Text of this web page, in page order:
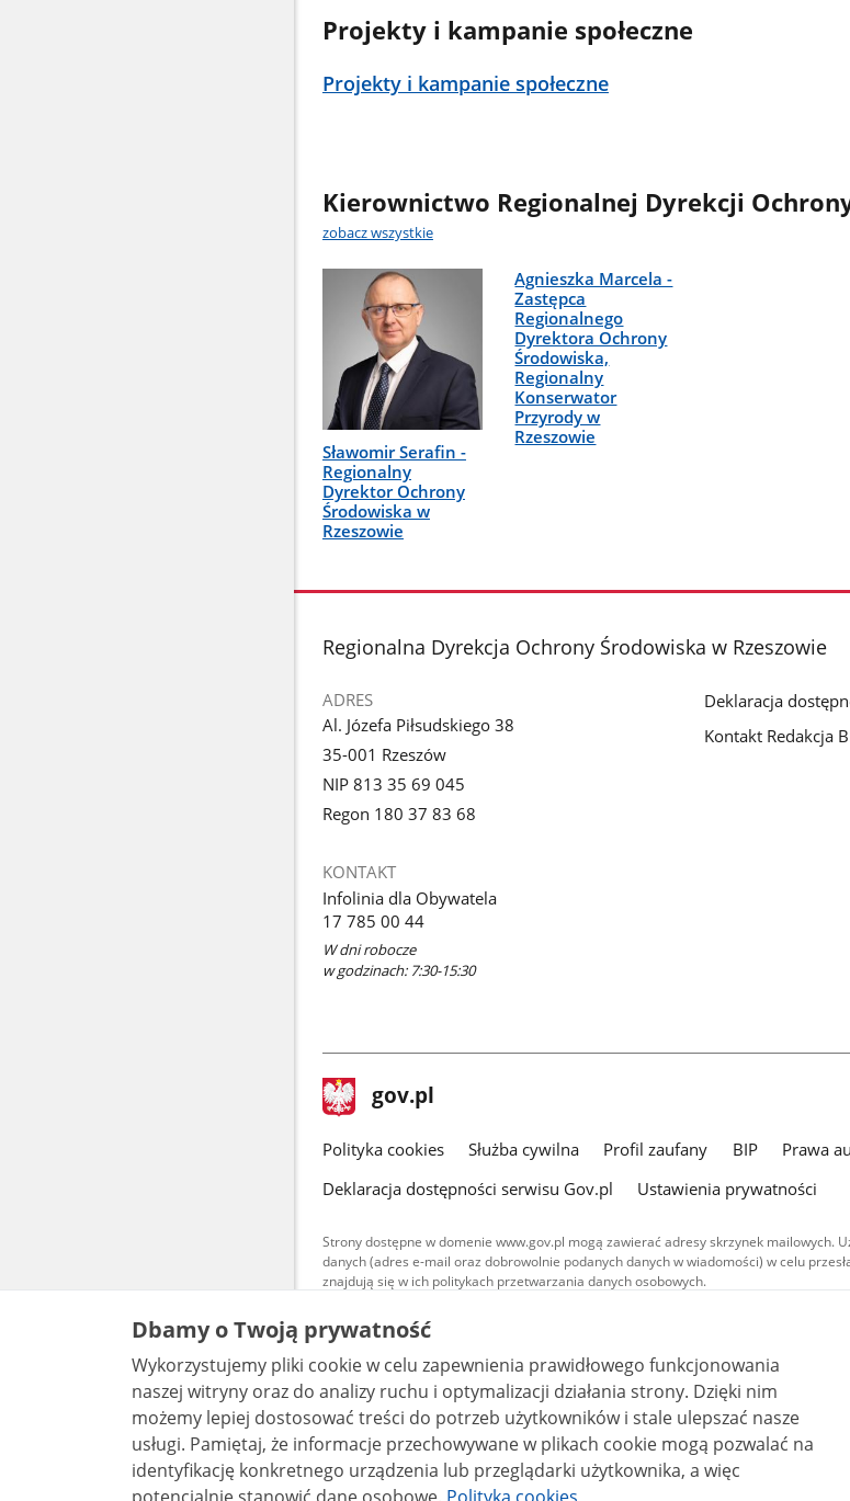
Projekty i kampanie społeczne
Projekty i kampanie społeczne
Kierownictwo Regionalnej Dyrekcji
zobacz wszystkie
Sławomir Serafin -
Regionalny
Dyrektor Ochrony
Środowiska w
Rzeszowie
Agnieszka Marcela -
Zastępca
Regionalnego
Dyrektora Ochrony
Środowiska,
Regionalny
Konserwator
Przyrody w
Rzeszowie
stopka
Regionalna Dyrekcja Ochrony Środowiska w Rzeszowie
ADRES
Al. Józefa Piłsudskiego 38
35-001 Rzeszów
NIP 813 35 69 045
Regon 180 37 83 68
KONTAKT
Infolinia dla Obywatela
17 785 00 44
W dni robocze
w godzinach: 7:30-15:30
Deklaracja
Kontakt Redakcja
stopka
gov.pl Strona
gov.pl
gov.pl
Polityka cookies Służba cywilna Profil zaufany BIP Prawa
Deklaracja dostępności serwisu Gov.pl
Ustawienia prywatności
Strony dostępne w domenie www.gov.pl mogą zawierać adresy skrzynek
danych (adres e-mail oraz dobrowolnie podanych danych w wiadomości) w celu
znajdują się w ich politykach przetwarzania danych osobowych.
Treści tekstowe publikowane w serwisie (z wyłączeniem treści
udostępniane na licencji typu Creative Commons: uznanie autorstwa - na
warunkach 4.0 (CC BY-SA 4.0). Materiały audiowizualne, w tym zdjęcia,
są udostępniane na licencji typu Creative Commons: uznanie autorstwa
bez utworów zależnych 4.0 (CC BY-NC-ND 4.0), o ile nie jest to
Dbamy o Twoją prywatność
Wykorzystujemy pliki cookie w celu zapewnienia prawidłowego funkcjonowania
naszej witryny oraz do analizy ruchu i optymalizacji działania strony. Dzięki nim
możemy lepiej dostosować treści do potrzeb użytkowników i stale ulepszać nasze
usługi. Pamiętaj, że informacje przechowywane w plikach cookie mogą pozwalać na
identyfikację konkretnego urządzenia lub przeglądarki użytkownika, a więc